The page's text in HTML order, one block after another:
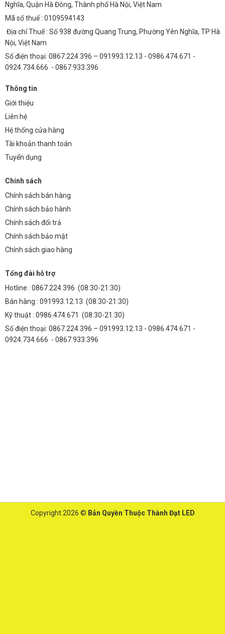
Nghĩa, Quận Hà Đông, Thành phố Hà Nội, Việt Nam
Mã số thuế : 0109594143
Địa chỉ Thuế : Số 938 đường Quang Trung, Phường Yên Nghĩa, TP Hà
Nội, Việt Nam
Số điện thoại: 0867.224.396 – 091993.12.13 - 0986.474.671 -
0924.734.666 - 0867.933.396
Thông tin
Giới thiệu
Liên hệ
Hệ thống cửa hàng
Tài khoản thanh toán
Tuyển dụng
Chính sách
Chính sách bán hàng
Chính sách bảo hành
Chính sách đổi trả
Chính sách bảo mật
Chính sách giao hàng
Tổng đài hỗ trợ
Hotline : 0867.224.396 (08:30-21:30)
Bán hàng : 091993.12.13 (08:30-21:30)
Kỹ thuật : 0986.474.671 (08:30-21:30)
Số điện thoại: 0867.224.396 – 091993.12.13 - 0986.474.671 -
0924.734.666 - 0867.933.396
Copyright 2026 © Bản Quyền Thuộc Thành Đạt LED